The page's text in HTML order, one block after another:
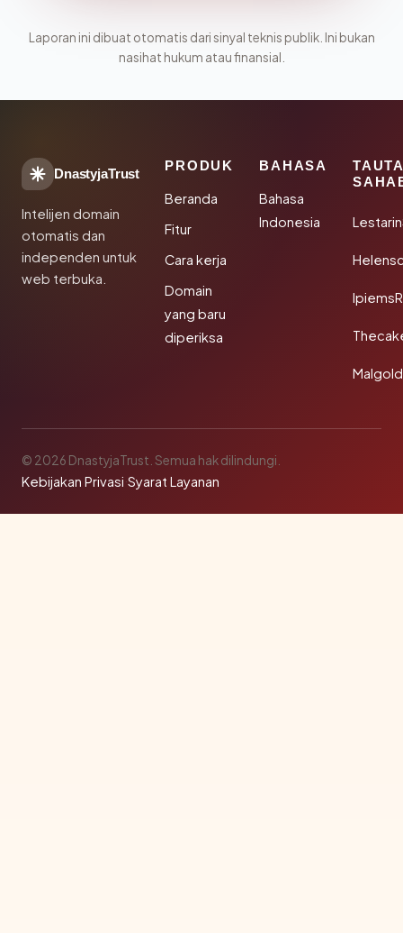
Laporan ini dibuat otomatis dari sinyal teknis publik. Ini bukan
nasihat hukum atau finansial.
DnastyjaTrust
Intelijen domain
otomatis dan
independen untuk
web terbuka.
PRODUK
Beranda
Fitur
Cara kerja
Domain
yang baru
diperiksa
BAHASA
Bahasa
Indonesia
© 2026 DnastyjaTrust. Semua hak dilindungi.
Kebijakan Privasi·Syarat Layanan